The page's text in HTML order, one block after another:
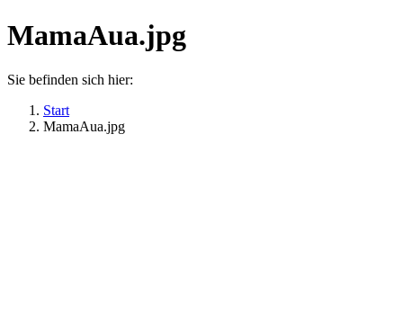
MamaAua.jpg
Sie befinden sich hier:
Start
MamaAua.jpg